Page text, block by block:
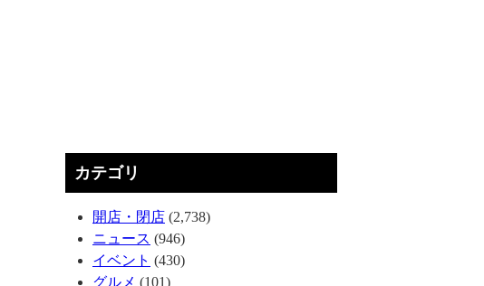
カテゴリ
開店・閉店 (2,738)
ニュース (946)
イベント (430)
グルメ (101)